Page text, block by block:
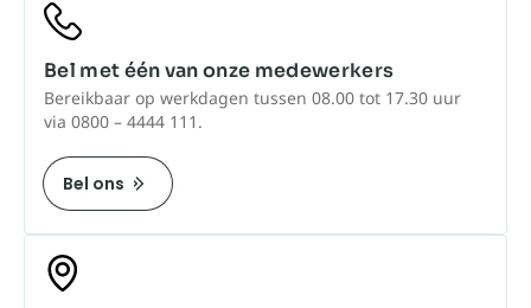
Bel met één van onze medewerkers
Bereikbaar op werkdagen tussen 08.00 tot 17.30 uur
via 0800 – 4444 111.
Bel ons